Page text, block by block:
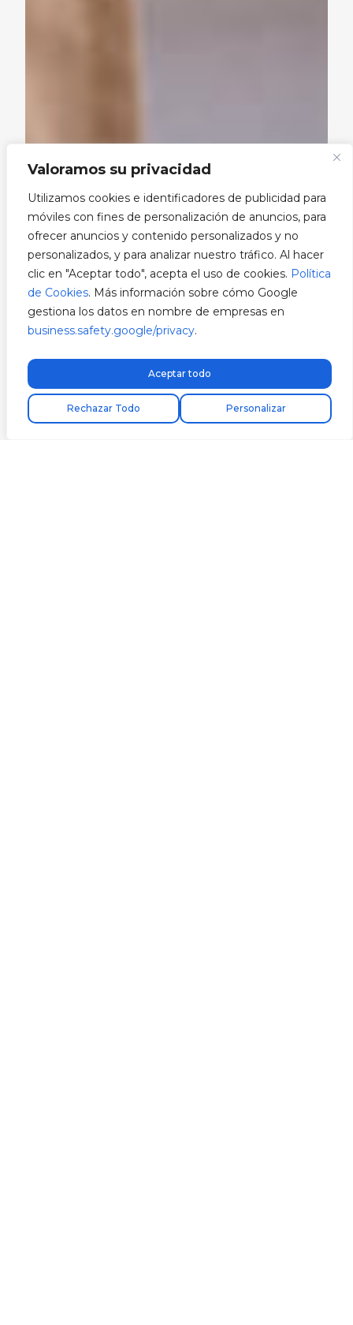
Valoramos su privacidad
Utilizamos cookies e identificadores de publicidad para
móviles con fines de personalización de anuncios, para
ofrecer anuncios y contenido personalizados y no
personalizados, y para analizar nuestro tráfico. Al hacer
clic en "Aceptar todo", acepta el uso de cookies. Política
de Cookies. Más información sobre cómo Google
gestiona los datos en nombre de empresas en
business.safety.google/privacy.
Personalizar
Rechazar Todo
Aceptar todo
Encuentra tu instalador